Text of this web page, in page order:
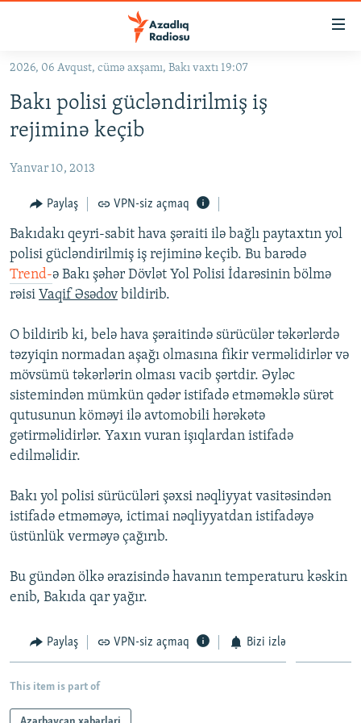
Əsas
qayıt
Əsas
naviqasiyaya
qayıt
#İZAHLA
KORRUPSIOMETR
#ƏSLINDƏ
FƏRQƏ BAX
QANUNI DOĞRU
ARAŞDIRMA
MULTIMEDIA
FOTOQALEREYA
İNFOQRAFIKA
KARIKATURA
OXU ZALI
AZƏRBAYCAN ƏDƏBIYYATI KITABXANASI
İSLAM VƏ DEMOKRATIYA
İZ - MƏDƏNIYYƏT PROQRAMI
HAQQIMIZDA
MISSIYAMIZ
PEŞƏ ETIKASI VƏ JURNALISTIKA STANDARTLARIMIZ
MATERIALLARIMIZDAN ISTIFADƏ
AZADLIQRADIOSU MOBIL TELEFONUNUZDA
BIZIMLƏ ƏLAQƏ
XƏBƏR BÜLLETENLƏRIMIZ
BIZI IZLƏ
2026, 06 Avqust, cümə axşamı, Bakı vaxtı 19:07
Bakı polisi gücləndirilmiş iş
rejiminə keçib
Yanvar 10, 2013
Paylaş VPN-siz açmaq
Bakıdakı qeyri-sabit hava şəraiti ilə bağlı paytaxtın yol
polisi gücləndirilmiş iş rejiminə keçib. Bu barədə
Trend-ə Bakı şəhər Dövlət Yol Polisi İdarəsinin bölmə
rəisi Vaqif Əsədov bildirib.
O bildirib ki, belə hava şəraitində sürücülər təkərlərdə
təzyiqin normadan aşağı olmasına fikir verməlidirlər və
mövsümü təkərlərin olması vacib şərtdir. Əyləc
sistemindən mümkün qədər istifadə etməməklə sürət
qutusunun köməyi ilə avtomobili hərəkətə
gətirməlidirlər. Yaxın vuran işıqlardan istifadə
edilməlidir.
Bakı yol polisi sürücüləri şəxsi nəqliyyat vasitəsindən
istifadə etməməyə, ictimai nəqliyyatdan istifadəyə
üstünlük verməyə çağırıb.
Bu gündən ölkə ərazisində havanın temperaturu kəskin
enib, Bakıda qar yağır.
Paylaş VPN-siz açmaq Bizi izlə
This item is part of